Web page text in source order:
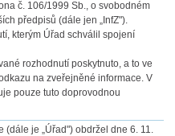
č. 106/1999 Sb., o svobodném
předpisů (dále jen „InfZ").
kterým Úřad schválil spojení
rozhodnutí poskytnuto, a to ve
na zveřejněné informace. V
pouze tuto doprovodnou
je „Úřad") obdržel dne 6. 11.